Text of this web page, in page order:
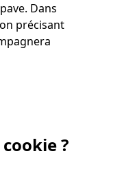
Dans
précisant
?